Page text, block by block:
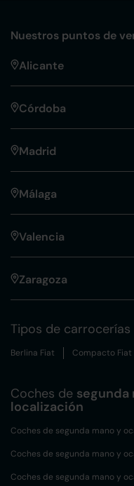
Nuestros puntos de
Alicante
Córdoba
Madrid
Málaga
Valencia
Zaragoza
Tipos de carrocerías
Berlina Fiat Compacto Fiat
Coches de segunda
localización
Coches de segunda mano y
Coches de segunda mano y
Coches de segunda mano y